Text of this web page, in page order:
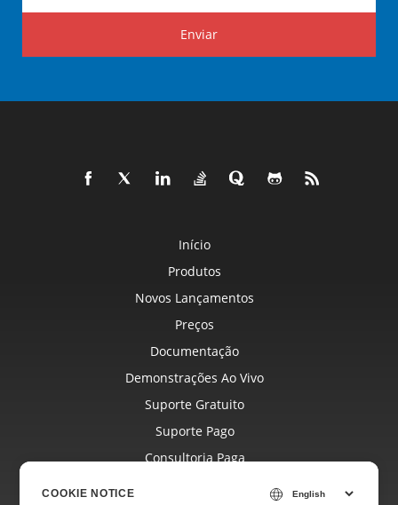
Enviar
Início
Produtos
Novos Lançamentos
Preços
Documentação
Demonstrações Ao Vivo
Suporte Gratuito
Suporte Pago
Consultoria Paga
COOKIE NOTICE